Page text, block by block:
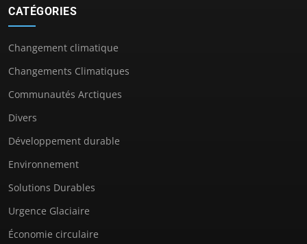
CATÉGORIES
Changement climatique
Changements Climatiques
Communautés Arctiques
Divers
Développement durable
Environnement
Solutions Durables
Urgence Glaciaire
Économie circulaire